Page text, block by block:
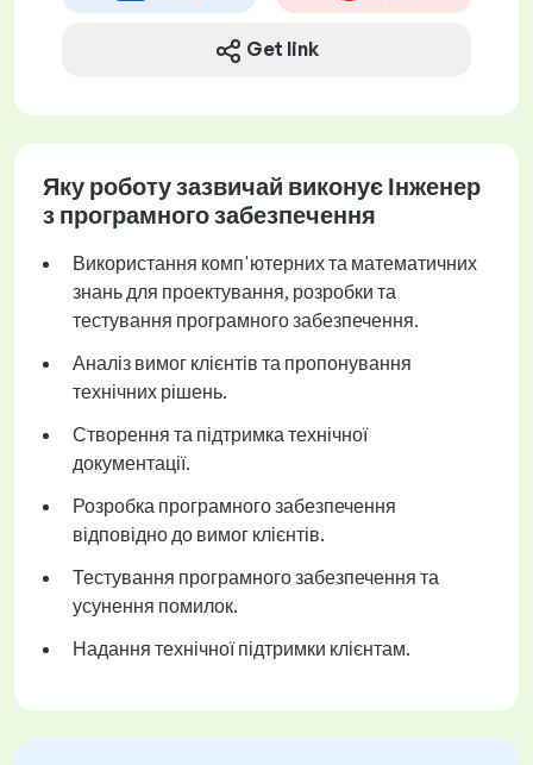
Get link
Яку роботу зазвичай виконує Інженер
з програмного забезпечення
Використання комп'ютерних та математичних
знань для проектування, розробки та
тестування програмного забезпечення.
Аналіз вимог клієнтів та пропонування
технічних рішень.
Створення та підтримка технічної
документації.
Розробка програмного забезпечення
відповідно до вимог клієнтів.
Тестування програмного забезпечення та
усунення помилок.
Надання технічної підтримки клієнтам.